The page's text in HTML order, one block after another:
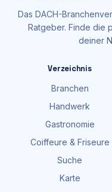
Das DACH-
Ratgeber. Finde die
deiner
Verzeichnis
Branchen
Handwerk
Gastronomie
Coiffeure & Friseure
Suche
Karte